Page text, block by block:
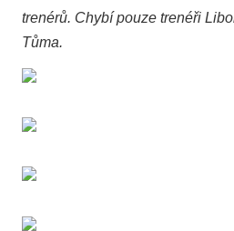
trenérů. Chybí pouze trenéři
Tůma.